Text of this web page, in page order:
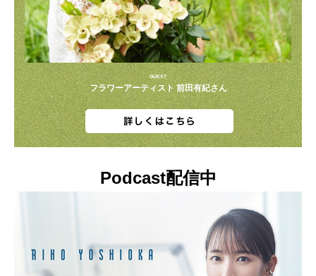
GUEST
フラワーアーティスト 前田有紀さん
Podcast配信中